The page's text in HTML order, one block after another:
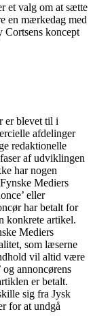
et valg om at sætte
en mærkedag med
Cortsens koncept
er blevet til i
afdelinger
redaktionelle
af udviklingen
har nogen
Mediers
eller
har betalt for
konkrete artikel.
Mediers
som læserne
vil altid være
annoncørens
er betalt.
sig fra Jysk
for at undgå